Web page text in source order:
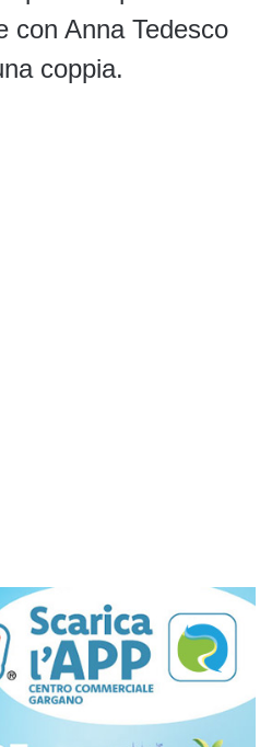
con Anna Tedesco
coppia.